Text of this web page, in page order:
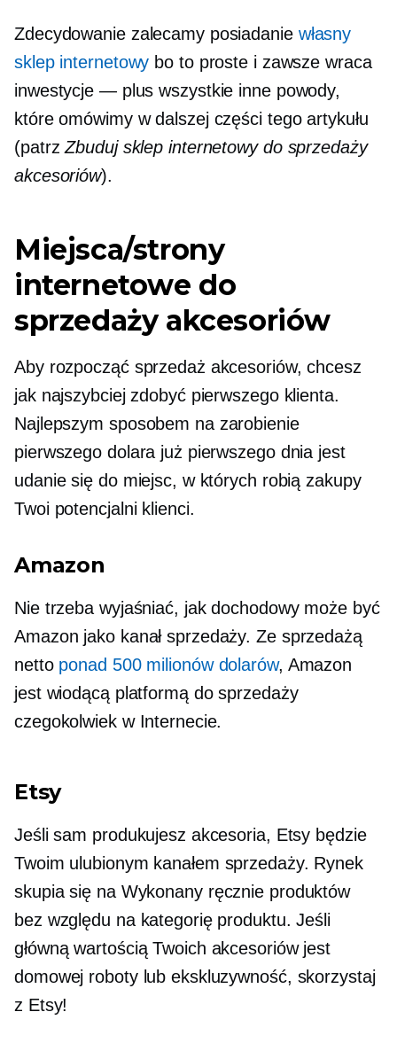
Zdecydowanie zalecamy posiadanie własny
sklep internetowy bo to proste i zawsze wraca
inwestycje — plus wszystkie inne powody,
które omówimy w dalszej części tego artykułu
(patrzZbuduj sklep internetowy do sprzedaży
akcesoriów).
Miejsca/strony
internetowe do
sprzedaży akcesoriów
Aby rozpocząć sprzedaż akcesoriów, chcesz
jak najszybciej zdobyć pierwszego klienta.
Najlepszym sposobem na zarobienie
pierwszego dolara już pierwszego dnia jest
udanie się do miejsc, w których robią zakupy
Twoi potencjalni klienci.
Amazon
Nie trzeba wyjaśniać, jak dochodowy może być
Amazon jako kanał sprzedaży. Ze sprzedażą
netto ponad 500 milionów dolarów, Amazon
jest wiodącą platformą do sprzedaży
czegokolwiek w Internecie.
Etsy
Jeśli sam produkujesz akcesoria, Etsy będzie
Twoim ulubionym kanałem sprzedaży. Rynek
skupia się na Wykonany ręcznie produktów
bez względu na kategorię produktu. Jeśli
główną wartością Twoich akcesoriów jest
domowej roboty lub ekskluzywność, skorzystaj
z Etsy!